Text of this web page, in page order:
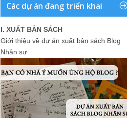
Các dự án đang triển khai
I. XUẤT BẢN SÁCH
Giới thiệu về dự án xuất bản sách Blog
Nhân sự